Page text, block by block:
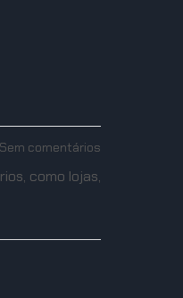
Sem comentários
como lojas,